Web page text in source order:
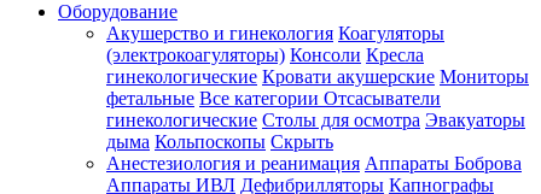
Оборудование
Акушерство и гинекология Коагуляторы
(электрокоагуляторы) Консоли Кресла
гинекологические Кровати акушерские Мониторы
фетальные Все категории Отсасыватели
гинекологические Столы для осмотра Эвакуаторы
дыма Кольпоскопы Скрыть
Анестезиология и реанимация Аппараты Боброва
Аппараты ИВЛ Дефибрилляторы Капнографы